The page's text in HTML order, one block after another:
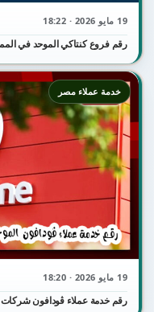
19 مايو 2026 · 18:22
رقم فروع كنتاكي الموحد في المملكة العربية
19 مايو 2026 · 18:20
رقم خدمة عملاء ڤودافون شركات
خدمة عملاء مصر